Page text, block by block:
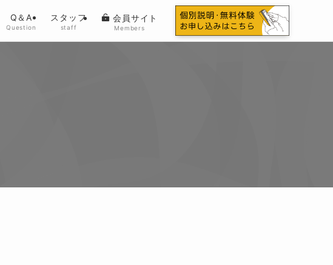
Q＆A
Question
スタッフ
staff
会員サイト
Members